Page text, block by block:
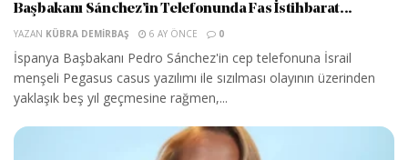
Başbakanı Sánchez’in Telefonunda Fas İstihbarat...
YAZAN KÜBRA DEMIRBAŞ 6 AY ÖNCE 0
İspanya Başbakanı Pedro Sánchez'in cep telefonuna İsrail
menşeli Pegasus casus yazılımı ile sızılması olayının üzerinden
yaklaşık beş yıl geçmesine rağmen,...